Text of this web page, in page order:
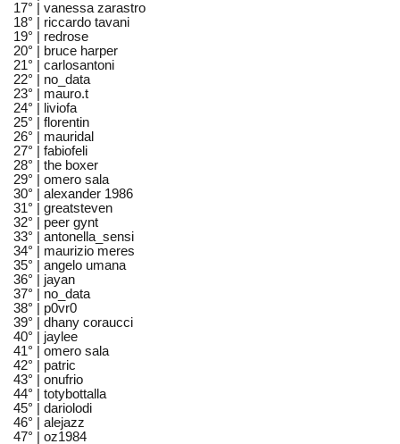
17° | vanessa zarastro
18° | riccardo tavani
19° | redrose
20° |
bruce harper
21° | carlosantoni
22° | no_data
23° | mauro.t
24° |
liviofa
25° | florentin
26° | mauridal
27° | fabiofeli
28° | the boxer
29° | omero sala
30° | alexander 1986
31° | greatsteven
32° | peer gynt
33° | antonella_sensi
34° | maurizio meres
35° | angelo umana
36° | jayan
37° | no_data
38° | p0vr0
39° | dhany coraucci
40° | jaylee
41° | omero sala
42° | patric
43° | onufrio
44° | totybottalla
45° | dariolodi
46° | alejazz
47° | oz1984